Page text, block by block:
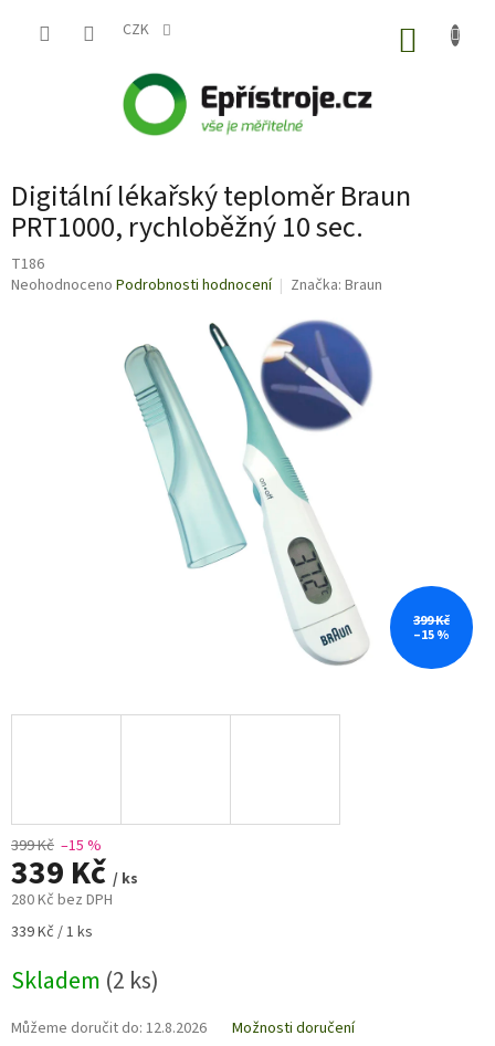
CZK
Digitální lékařský teploměr Braun
PRT1000, rychloběžný 10 sec.
T186
Průměrné
Neohodnoceno Podrobnosti hodnocení Značka: Braun
399 Kč
–15 %
399 Kč –15 %
339 Kč / ks
280 Kč bez DPH
Měrná
339 Kč / 1 ks
Skladem (2 ks)
Můžeme doručit do: 12.8.2026 Možnosti doručení